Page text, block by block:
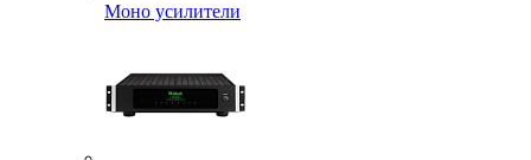
Моно усилители